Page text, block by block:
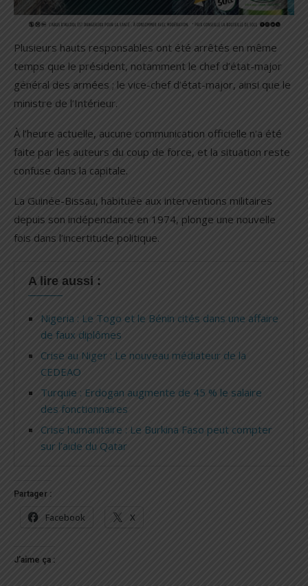
Plusieurs hauts responsables ont été arrêtés en même
temps que le président, notamment le chef d’état-major
général des armées ; le vice-chef d’état-major, ainsi que le
ministre de l’Intérieur.
À l’heure actuelle, aucune communication officielle n’a été
faite par les auteurs du coup de force, et la situation reste
confuse dans la capitale.
La Guinée-Bissau, habituée aux interventions militaires
depuis son indépendance en 1974, plonge une nouvelle
fois dans l’incertitude politique.
A lire aussi :
Nigeria : Le Togo et le Bénin cités dans une affaire
de faux diplômes
Crise au Niger : Le nouveau médiateur de la
CEDEAO
Turquie : Erdogan augmente de 45 % le salaire
des fonctionnaires
Crise humanitaire : Le Burkina Faso peut compter
sur l’aide du Qatar
Partager :
Facebook X
J’aime ça :